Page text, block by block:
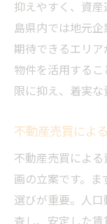
抑えやすく、資
島県内では地元
期待できるエリ
物件を活用する
限に抑え、着実な
不動産売買によ
不動産売買によ
画の立案です。
選びが重要。人
査し、安定した